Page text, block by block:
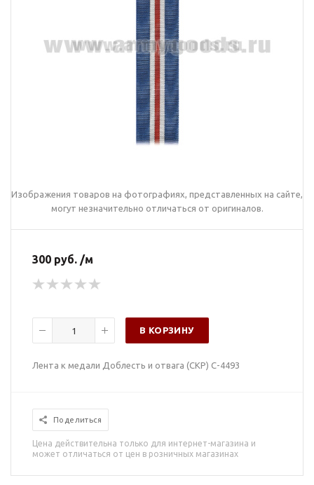
Изображения товаров на фотографиях, представленных на сайте,
могут незначительно отличаться от оригиналов.
300 руб. /м
В КОРЗИНУ
Лента к медали Доблесть и отвага (СКР) С-4493
Поделиться
Цена действительна только для интернет-магазина и
может отличаться от цен в розничных магазинах